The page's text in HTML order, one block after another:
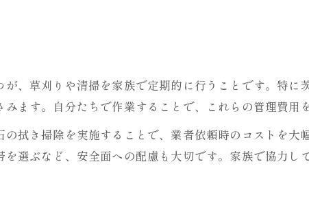
維持費シミュレーションで安心を得る方法
お墓維持費をシミュレーションする重要性
お墓の費用シミュレーション手順を紹介
、草刈りや清掃を家族で定期的に行うことです。特に
ます。自分たちで作業することで、これらの管理費用
拭き掃除を実施することで、業者依頼時のコストを大
選ぶなど、安全面への配慮も大切です。家族で協力し